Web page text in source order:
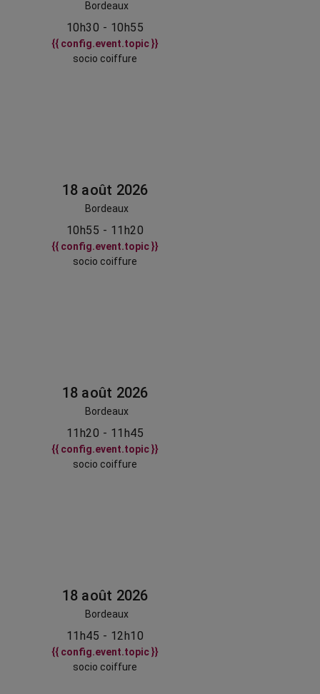
Bordeaux
10h30 - 10h55
{{ config.event.topic }}
socio coiffure
18 août 2026
Bordeaux
10h55 - 11h20
{{ config.event.topic }}
socio coiffure
18 août 2026
Bordeaux
11h20 - 11h45
{{ config.event.topic }}
socio coiffure
18 août 2026
Bordeaux
11h45 - 12h10
{{ config.event.topic }}
socio coiffure